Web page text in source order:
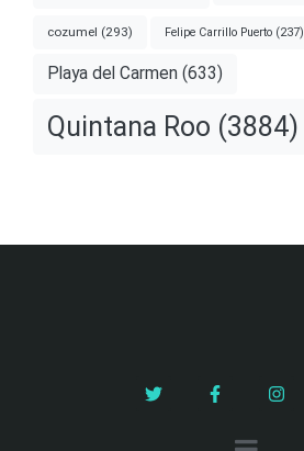
cozumel (293) Felipe Carrillo Puerto (237)
Playa del Carmen (633)
Quintana Roo (3884)